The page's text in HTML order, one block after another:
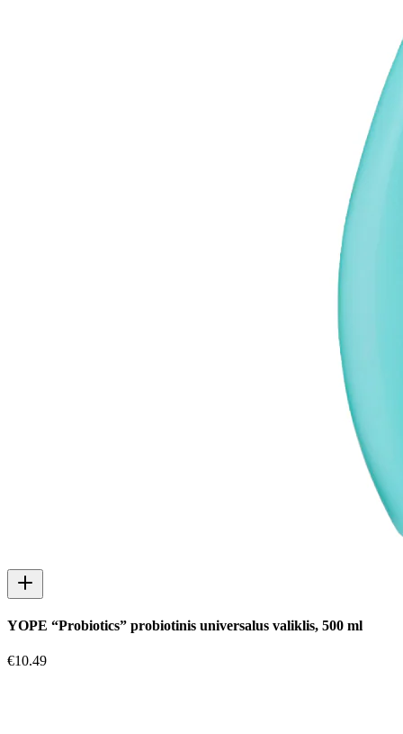
YOPE “Probiotics” probiotinis universalus valiklis, 500 ml
€10.49